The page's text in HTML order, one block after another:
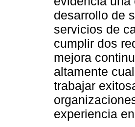
desarrollo de
servicios de
cumplir dos
mejora
altamente
trabajar
experiencia